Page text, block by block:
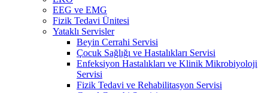
EEG ve EMG
Fizik Tedavi Ünitesi
Yataklı Servisler
Beyin Cerrahi Servisi
Çocuk Sağlığı ve Hastalıkları Servisi
Enfeksiyon Hastalıkları ve Klinik Mikrobiyoloji
Servisi
Fizik Tedavi ve Rehabilitasyon Servisi